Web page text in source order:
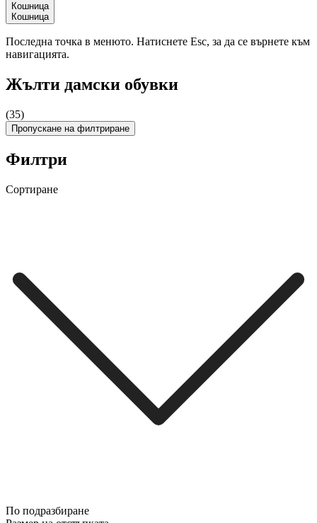
Кошница
Кошница
Последна точка в менюто. Натиснете Esc, за да се върнете към
навигацията.
Жълти дамски обувки
(35)
Пропускане на филтриране
Филтри
Сортиране
По подразбиране